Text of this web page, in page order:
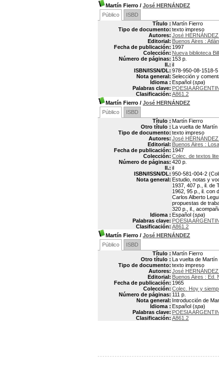
Martín Fierro / José HERNÁNDEZ
Público
ISBD
Título : Martín Fierro
Tipo de documento: texto impreso
Autores: José
Editorial: Buenos Aires :
Fecha de publicación: 1997
Colección: Nueva biblioteca
Número de páginas: 153 p.
Il.: il
ISBN/ISSN/DL: 978-950-08-1518-5
Nota general: Selección y
Idioma : Español (spa)
Palabras clave: POESIA
Clasificación: A861.2
Martín Fierro / José HERNÁNDEZ
Público
ISBD
Título : Martín Fierro
Otro título : La vuelta de Martín
Tipo de documento: texto impreso
Autores: José
Editorial: Buenos Aires :
Fecha de publicación: 1947
Colección: Colec. de textos
Número de páginas: 420 p.
Il.: il
ISBN/ISSN/DL: 950-581-004-2
Nota general: Estudio, notas y
1937, 407 p., il. de
1962, 95 p., il. con
Carlos Alberto
propuestas de
320 p., il.,
Idioma : Español (spa)
Palabras clave: POESIA
Clasificación: A861.2
Martín Fierro / José HERNÁNDEZ
Público
ISBD
Título : Martín Fierro
Otro título : La vuelta de Martín
Tipo de documento: texto impreso
Autores: José
Editorial: Buenos Aires : Ed.
Fecha de publicación: 1965
Colección: Colec. Hoy y
Número de páginas: 111 p.
Nota general: Introducción de
Idioma : Español (spa)
Palabras clave: POESIA
Clasificación: A861.2